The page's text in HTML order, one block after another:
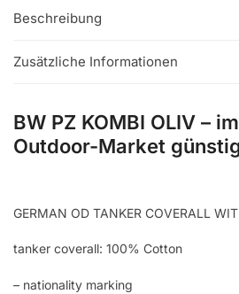
Beschreibung
Zusätzliche Informationen
BW PZ KOMBI OLIV –
Outdoor-Market
GERMAN OD TANKER COVERALL
tanker coverall: 100% Cotton
– nationality marking